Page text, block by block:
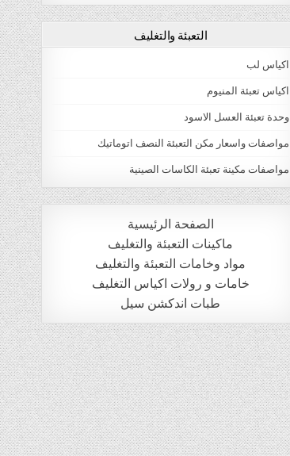
التعبئة والتغليف
اكياس لب
اكياس تعبئة المنيوم
وحدة تعبئة العسل الاسود
مواصفات واسعار مكن التعبئة النصف اتوماتيك
مواصفات مكينة تعبئة الكاسات الصينية
الصفحة الرئيسية
ماكينات التعبئة والتغليف
مواد وخامات التعبئة والتغليف
خامات و رولات اكياس التغليف
طبات اندكشن سيل